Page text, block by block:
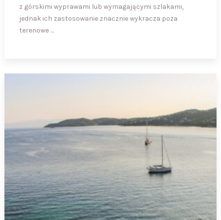
z górskimi wyprawami lub wymagającymi szlakami,
jednak ich zastosowanie znacznie wykracza poza
terenowe …